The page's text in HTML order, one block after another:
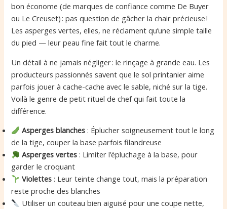
bon économe (de marques de confiance comme De Buyer
ou Le Creuset) : pas question de gâcher la chair précieuse !
Les asperges vertes, elles, ne réclament qu’une simple taille
du pied — leur peau fine fait tout le charme.
Un détail à ne jamais négliger : le rinçage à grande eau. Les
producteurs passionnés savent que le sol printanier aime
parfois jouer à cache-cache avec le sable, niché sur la tige.
Voilà le genre de petit rituel de chef qui fait toute la
différence.
Asperges blanches : Éplucher soigneusement tout le long
de la tige, couper la base parfois filandreuse
Asperges vertes : Limiter l’épluchage à la base, pour
garder le croquant
Violettes : Leur teinte change tout, mais la préparation
reste proche des blanches
Utiliser un couteau bien aiguisé pour une coupe nette,